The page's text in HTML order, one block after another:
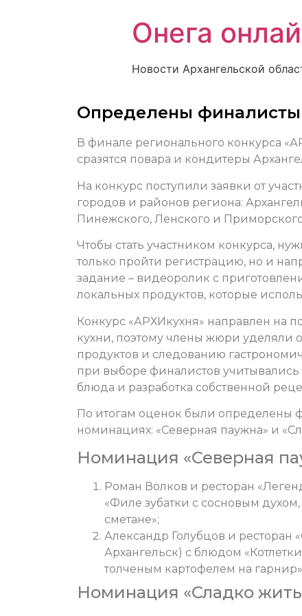
Онега
Новости Архангельской
Определены финалисты
В финале регионального конкурса
сразятся повара и кондитеры
На конкурс поступили заявки от
городов и районов региона:
Пинежского, Ленского и
Чтобы стать участником конкурса,
только пройти регистрацию, но и
задание – видеоролик с
локальных продуктов, которые
Конкурс «АРХИкухня» направлен на
кухни, поэтому члены жюри уделяли
продуктов и следованию
при выборе финалистов
блюда и разработка собственной
По итогам оценок были определены
номинациях: «Северная паужна» и
Номинация «Северная
Роман Волков и ресторан
«Филе зубатки с сосновым
сметане»;
Александр Голубцов и ресторан
Архангельск) с блюдом
толченым картофелем на
Номинация «Сладко